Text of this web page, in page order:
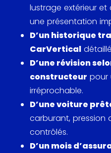
Le TTS Roadster reprend
du concept Audi Allroad
Son design est signé J
avec des commandes
aux aérateurs.
En 2019, l’Audi TTS est
et 400 Nm de couple.
2023, marquant la fin de
unités fabriquées. Une
qui met fin à un modèle
lustrage extérieur
une présentation
D’un historique
CarVertical
D’une révision
constructeur pour
irréprochable.
D’une voiture
carburant, pression
contrôlés.
D’un mois